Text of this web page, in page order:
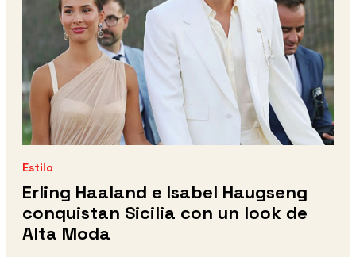
Estilo
Erling Haaland e Isabel Haugseng
conquistan Sicilia con un look de
Alta Moda